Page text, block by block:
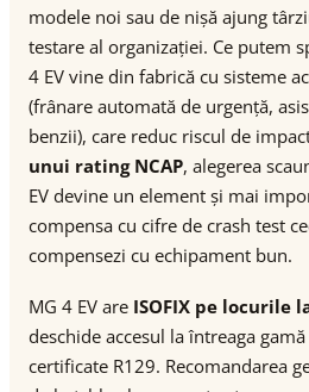
modele noi sau de nișă ajung
testare al organizației. Ce putem
4 EV vine din fabrică cu sisteme
(frânare automată de urgență,
benzii), care reduc riscul de
unui rating NCAP, alegerea
EV devine un element și mai
compensa cu cifre de crash test
compensezi cu echipament bun.
MG 4 EV are ISOFIX pe locurile
deschide accesul la întreaga
certificate R129. Recomandarea